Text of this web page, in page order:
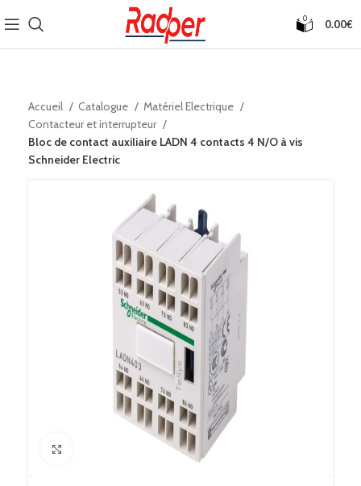
0 0.00€
Accueil Catalogue
Matériel Electrique
Contacteur et interrupteur
Bloc de contact auxiliaire LADN 4 contacts 4 N/O à vis
Schneider Electric